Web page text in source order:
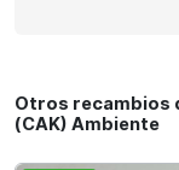
Otros recambios
(CAK) Ambiente